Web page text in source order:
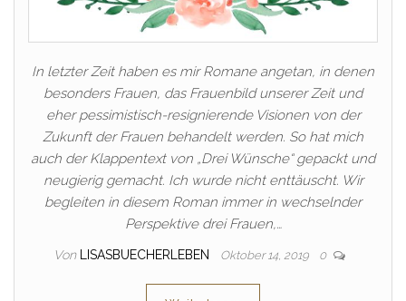
In letzter Zeit haben es mir Romane angetan, in denen
besonders Frauen, das Frauenbild unserer Zeit und
eher pessimistisch-resignierende Visionen von der
Zukunft der Frauen behandelt werden. So hat mich
auch der Klappentext von „Drei Wünsche“ gepackt und
neugierig gemacht. Ich wurde nicht enttäuscht. Wir
begleiten in diesem Roman immer in wechselnder
Perspektive drei Frauen,…
Von LISASBUECHERLEBEN Oktober 14, 2019 0